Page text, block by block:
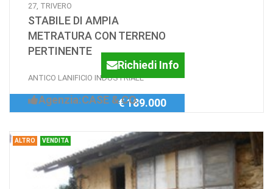
27, TRIVERO
STABILE DI AMPIA
METRATURA CON TERRENO
PERTINENTE
ANTICO LANIFICIO INDUSTRIALE
Richiedi Info
Agenzia:CASE & CO.€ 189.000
ALTRO VENDITA